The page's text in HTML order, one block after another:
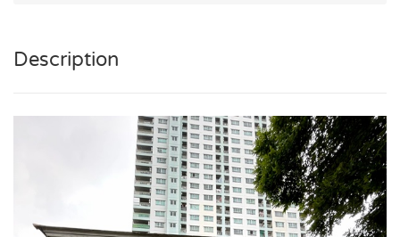
Description